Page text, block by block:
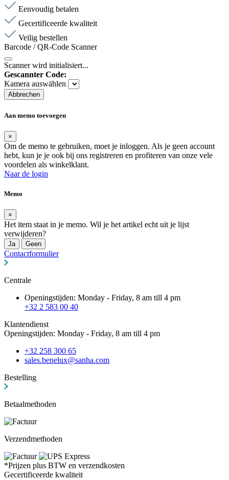
Eenvoudig betalen
Gecertificeerde kwaliteit
Veilig bestellen
Barcode / QR-Code Scanner
Scanner wird initialisiert...
Gescannter Code:
Kamera auswählen
Abbrechen
Aan memo toevoegen
×
Om de memo te gebruiken, moet je inloggen. Als je geen account
hebt, kun je je ook bij ons registreren en profiteren van onze vele
voordelen als winkelklant.
Naar de login
Memo
×
Het item staat in je memo. Wil je het artikel echt uit je lijst
verwijderen?
Ja Geen
Contactformulier
Centrale
Openingstijden: Monday - Friday, 8 am till 4 pm
+32 2 583 00 40
Klantendienst
Openingstijden: Monday - Friday, 8 am till 4 pm
+32 258 300 65
sales.benelux@sanha.com
Bestelling
Betaalmethoden
Verzendmethoden
*Prijzen plus BTW en verzendkosten
Gecertificeerde kwaliteit